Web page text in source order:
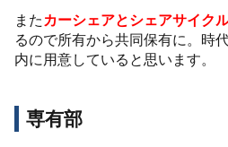
また カーシェアとシェアサイク
るので所有から共同保有に。時
内に用意していると思います。
専有部